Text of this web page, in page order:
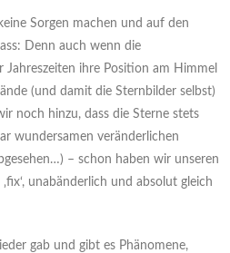
Sorgen machen und auf den
Denn auch wenn die
ihre Position am Himmel
(und damit die Sternbilder selbst)
noch hinzu, dass die Sterne stets
wundersamen veränderlichen
– schon haben wir unseren
unabänderlich und absolut gleich
gab und gibt es Phänomene,